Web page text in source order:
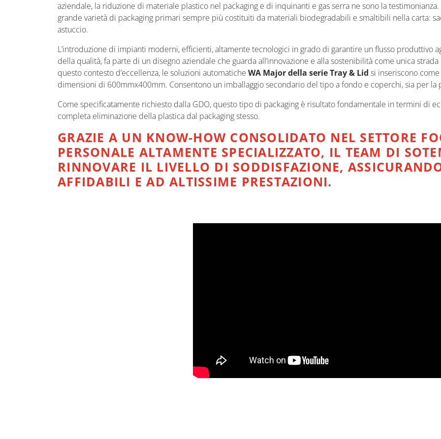
aziendale, la riduzione di materiale plastico nel packaging e di inquinanti e gas serra ne sono la
grande varietà di packaging primari sempre più costituiti da materiali biodegradabili e smaltibili nella carta:
astuccio.
L’introduzione di impianti moderni, efficienti, altamente tecnologici in grado di garantire un flusso produttivo
della qualità, fa parte di un disegno aziendale che guarda all’innovazione e alla sostenibilità come unica
questo contesto d’eccellenza, le soluzioni automatiche WA Major della serie Tray & Lid si inseriscono
dimensioni di 600mmx400mm. Consentono un imballaggio secondario del tipo a fondo e coperchi, sia per la
Come specificatamente richiesto dalla GDO, questo tipo di packaging è risultato fondamentale in termini di
completa eliminazione della plastica dal packaging stesso.
GRAZIE A UN KNOW-HOW CONSOLIDATO NEL SETTORE
PERSONALE ALTAMENTE SPECIALIZZATO, IL TEAM DI
RINNOVARE IL LIVELLO DI SODDISFAZIONE,
AFFIDABILI E AD ALTISSIME PRESTAZIONI.